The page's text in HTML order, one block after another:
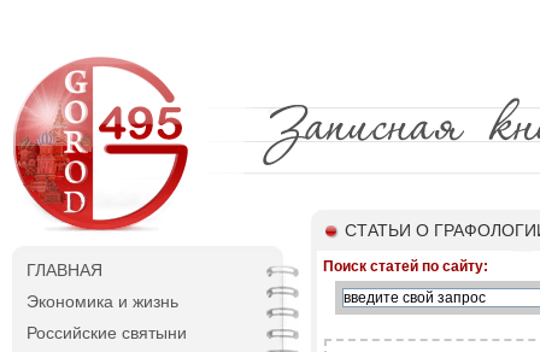
ГЛАВНАЯ
Экономика и жизнь
Российские святыни
СТАТЬИ О
Поиск статей по сайту: